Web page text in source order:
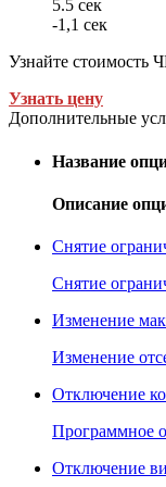
5.5 сек
-1,1 сек
Узнайте стоимость
Узнать цену
Дополнительные
Название
Описание
Снятие
Снятие
Изменение
Изменение
Отключение
Программное
Отключение